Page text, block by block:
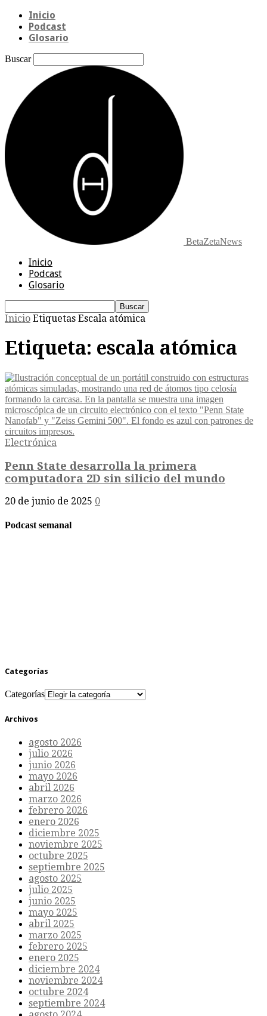
Inicio
Podcast
Glosario
Buscar
BetaZetaNews
Inicio
Podcast
Glosario
Inicio Etiquetas Escala atómica
Etiqueta: escala atómica
Electrónica
Penn State desarrolla la primera
computadora 2D sin silicio del mundo
20 de junio de 2025 0
Podcast semanal
Categorías
Categorías
Archivos
agosto 2026
julio 2026
junio 2026
mayo 2026
abril 2026
marzo 2026
febrero 2026
enero 2026
diciembre 2025
noviembre 2025
octubre 2025
septiembre 2025
agosto 2025
julio 2025
junio 2025
mayo 2025
abril 2025
marzo 2025
febrero 2025
enero 2025
diciembre 2024
noviembre 2024
octubre 2024
septiembre 2024